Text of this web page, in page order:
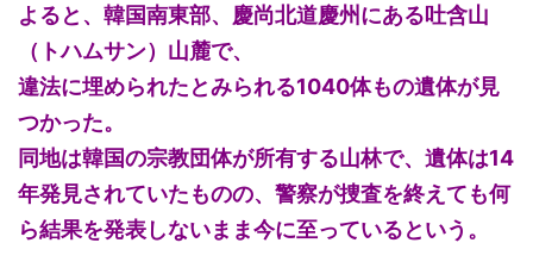
よると、韓国南東部、慶尚北道慶州にある吐含山
（トハムサン）山麓で、
違法に埋められたとみられる1040体もの遺体が見
つかった。
同地は韓国の宗教団体が所有する山林で、遺体は14
年発見されていたものの、警察が捜査を終えても何
ら結果を発表しないまま今に至っているという。